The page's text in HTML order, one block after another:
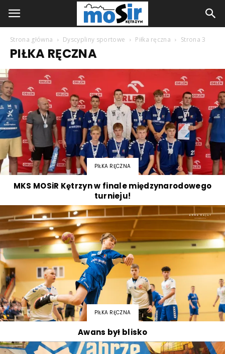
Strona główna Dyscypliny sportowe Piłka ręczna Strona 3
PIŁKA RĘCZNA
PIŁKA RĘCZNA
MKS MOSiR Kętrzyn w finale międzynarodowego
turnieju!
PIŁKA RĘCZNA
Awans był blisko